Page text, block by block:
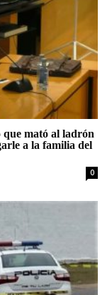
que mató al ladrón
a la familia del
0